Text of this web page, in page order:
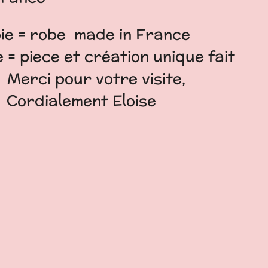
= robe made in France
= piece et création unique fait
pour votre visite,
Eloise